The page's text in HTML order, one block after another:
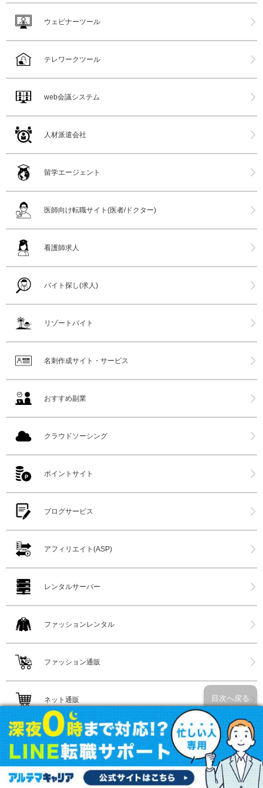
ウェビナーツール
テレワークツール
web会議システム
人材派遣会社
留学エージェント
医師向け転職サイト(医者/ドクター)
看護師求人
バイト探し(求人)
リゾートバイト
名刺作成サイト・サービス
おすすめ副業
クラウドソーシング
ポイントサイト
ブログサービス
アフィリエイト(ASP)
レンタルサーバー
ファッションレンタル
ファッション通販
ネット通販
家具インテリア通販
花屋(ネット購入)
目次へ戻る